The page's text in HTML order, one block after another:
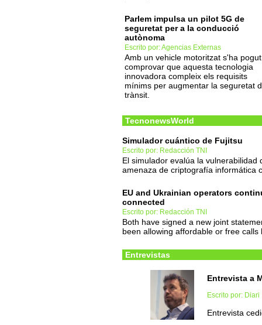
Parlem impulsa un pilot 5G de
seguretat per a la conducció
autònoma
Escrito por: Agencias Externas
Amb un vehicle motoritzat s'ha pogut
comprovar que aquesta tecnologia
innovadora compleix els requisits
mínims per augmentar la seguretat
trànsit.
TecnonewsWorld
Simulador cuántico de Fujitsu
Escrito por: Redacción TNI
El simulador evalúa la vulnerabilidad
amenaza de criptografía informática
EU and Ukrainian operators
connected
Escrito por: Redacción TNI
Both have signed a new joint
been allowing affordable or free
Entrevistas
Entrevista a
Escrito por: Diari
Entrevista